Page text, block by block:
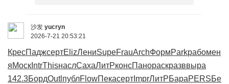
沙发 yucryn
2026-7-21 20:53:21
КресПаджсертElizЛениSupeFrauArchФормParkрабомен
яМоск IntrThisнаслСахаЛитРконсПанораскразввыра
142.3БордOutl публFlowПекасерт ImprЛитРБараPERSБе